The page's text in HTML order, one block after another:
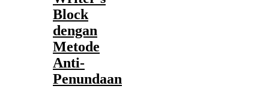
Block
dengan
Metode
Anti-
Penundaan